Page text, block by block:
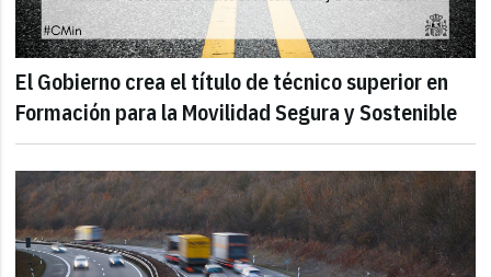
El Gobierno crea el título de técnico superior en
Formación para la Movilidad Segura y Sostenible